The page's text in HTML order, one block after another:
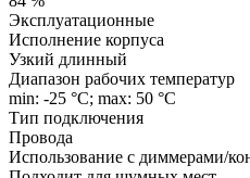
Эксплуатационные
Исполнение корпуса
Узкий длинный
Диапазон рабочих температур
min: -25 °C; max: 50 °C
Тип подключения
Провода
Использование с диммерами/